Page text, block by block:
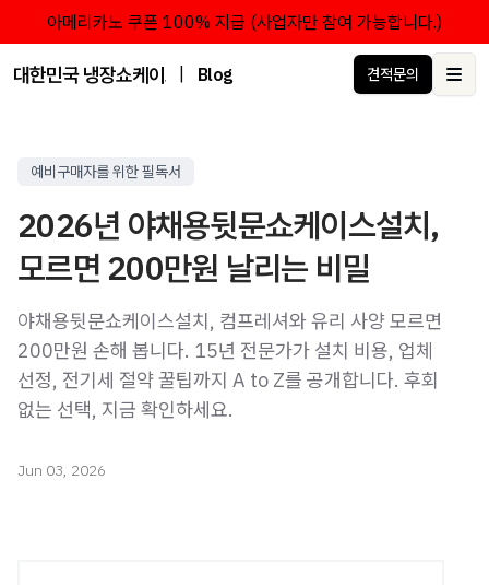
아메리카노 쿠폰 100% 지급 (사업자만 참여 가능합니다.)
대한민국 냉장쇼케이스 점유율 1위 브랜드 한성쇼케이스
Blog 견적문의
예비구매자를 위한 필독서
2026년 야채용뒷문쇼케이스설치,
모르면 200만원 날리는 비밀
야채용뒷문쇼케이스설치, 컴프레셔와 유리 사양 모르면
200만원 손해 봅니다. 15년 전문가가 설치 비용, 업체
선정, 전기세 절약 꿀팁까지 A to Z를 공개합니다. 후회
없는 선택, 지금 확인하세요.
Jun 03, 2026